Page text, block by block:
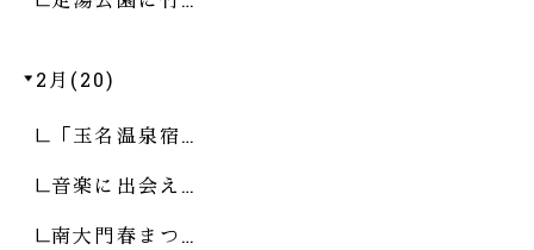
2月(20)
「玉名温泉宿…
音楽に出会え…
南大門春まつ…